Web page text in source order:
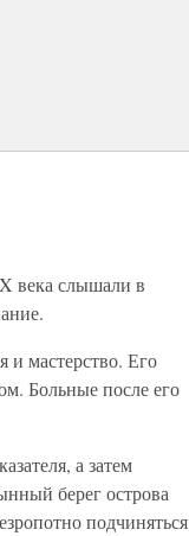
века слышали в
и мастерство. Его
Больные после его
а затем
берег острова
подчиняться